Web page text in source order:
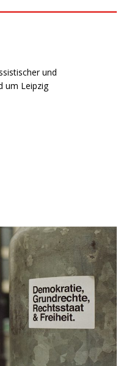
und
um Leipzig